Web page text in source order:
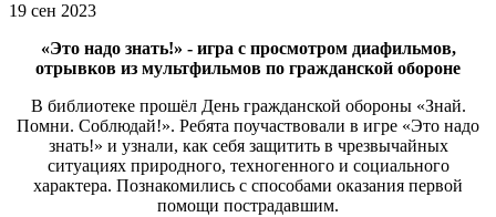
19 сен 2023
«Это надо знать!» - игра с просмотром диафильмов,
отрывков из мультфильмов по гражданской обороне
В библиотеке прошёл День гражданской обороны «Знай.
Помни. Соблюдай!». Ребята поучаствовали в игре «Это надо
знать!» и узнали, как себя защитить в чрезвычайных
ситуациях природного, техногенного и социального
характера. Познакомились с способами оказания первой
помощи пострадавшим.